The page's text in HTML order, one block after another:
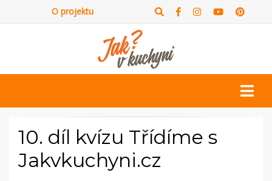
O projektu
10. díl kvízu Třídíme s
Jakvkuchyni.cz